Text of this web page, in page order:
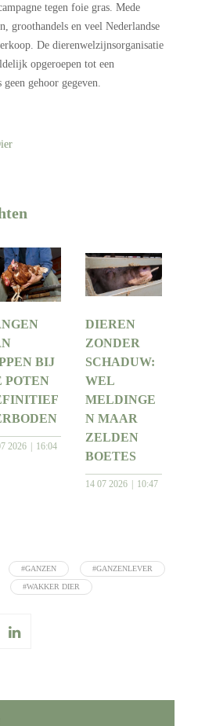
tegen foie gras. Mede
groothandels en veel Nederlandse
De dierenwelzijnsorganisatie
opgeroepen tot een
gehoor gegeven.
BIJ
POTEN
2026 16:04
DIEREN
ZONDER
SCHADUW:
WEL
MELDINGE
N MAAR
ZELDEN
BOETES
14 07 2026 10:47
#GANZEN #GANZENLEVER
#WAKKER DIER